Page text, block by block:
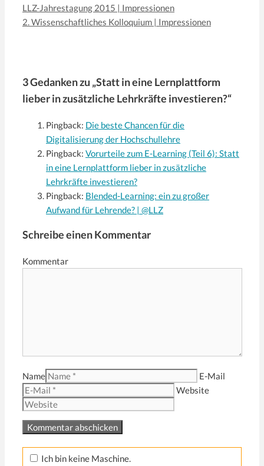
LLZ-Jahrestagung 2015 | Impressionen
2. Wissenschaftliches Kolloquium | Impressionen
3 Gedanken zu „Statt in eine Lernplattform
lieber in zusätzliche Lehrkräfte investieren?“
Pingback: Die beste Chancen für die
Digitalisierung der Hochschullehre
Pingback: Vorurteile zum E-Learning (Teil 6): Statt
in eine Lernplattform lieber in zusätzliche
Lehrkräfte investieren?
Pingback: Blended-Learning: ein zu großer
Aufwand für Lehrende? | @LLZ
Schreibe einen Kommentar
Kommentar
Name
E-Mail
Website
Ich bin keine Maschine.